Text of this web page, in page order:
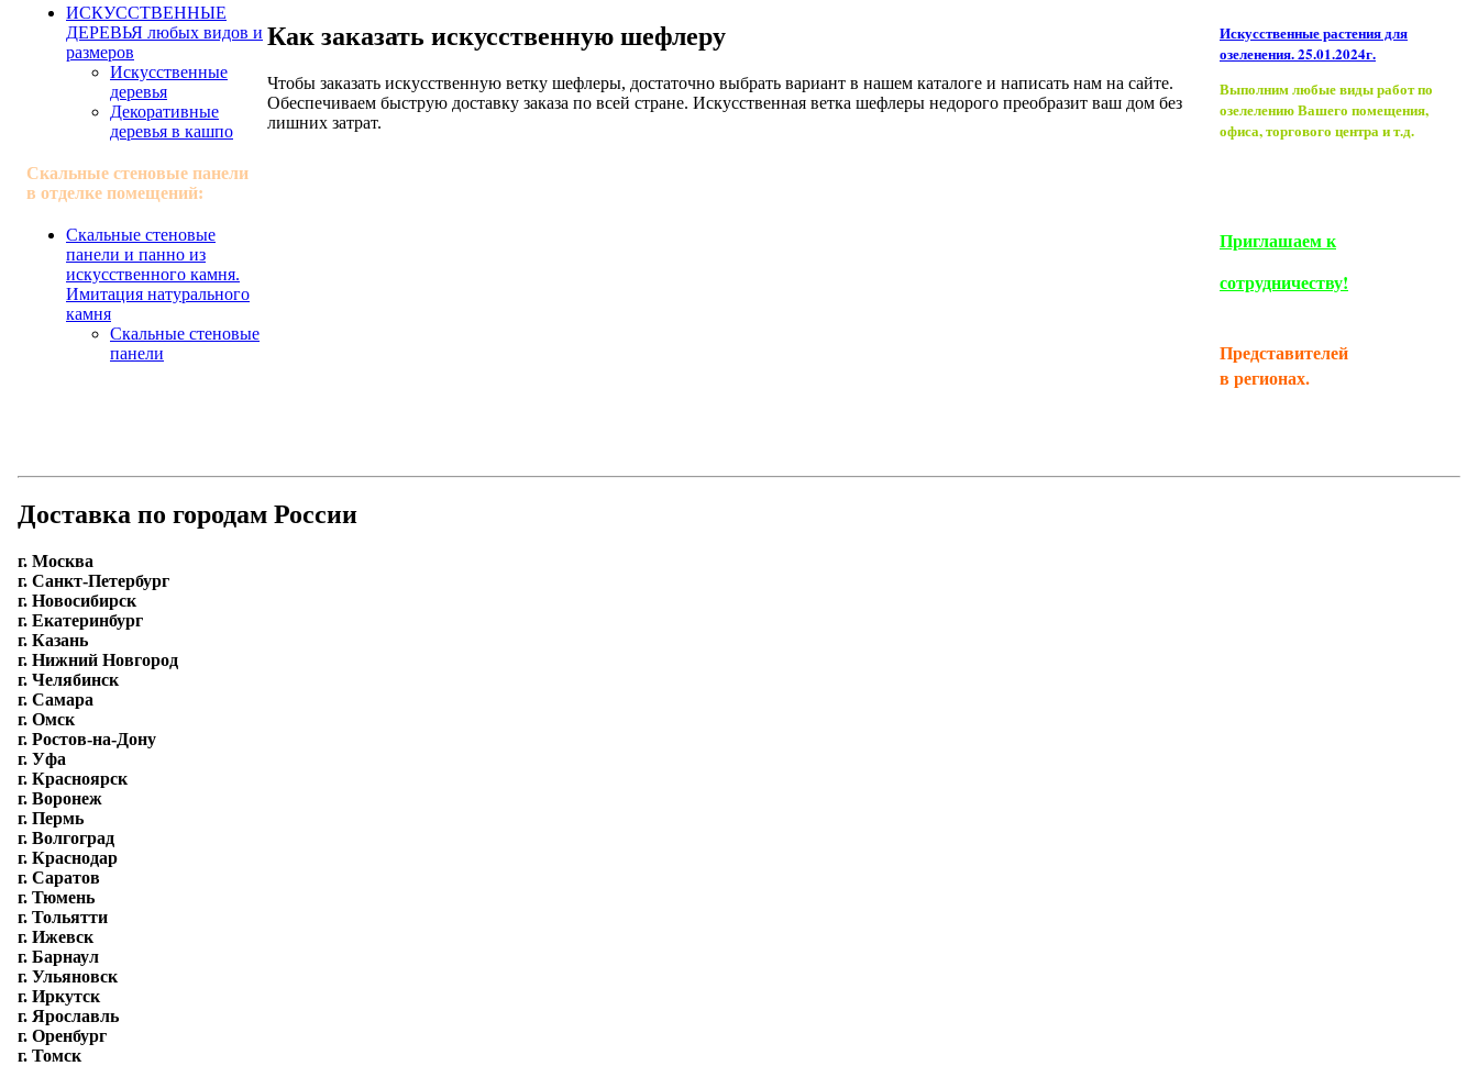
ИСКУССТВЕННЫЕ
ДЕРЕВЬЯ любых видов и
размеров
Искусственные
деревья
Декоративные
деревья в кашпо
Скальные стеновые панели
в отделке помещений:
Скальные стеновые
панели и панно из
искусственного камня.
Имитация натурального
камня
Скальные стеновые
панели
Как заказать искусственную шефлеру
Чтобы заказать искусственную ветку шефлеры, достаточно выбрать вариант в нашем каталоге и написать нам на сайте.
Обеспечиваем быструю доставку заказа по всей стране. Искусственная ветка шефлеры недорого преобразит ваш дом без
лишних затрат.
Искусственные растения для
озеленения. 25.01.2024г.
Выполним любые виды работ по
озелелению Вашего помещения,
офиса, торгового центра и т.д.
Приглашаем к
сотрудничеству!
Представителей
в регионах.
Доставка по городам России
г. Москва
г. Санкт-Петербург
г. Новосибирск
г. Екатеринбург
г. Казань
г. Нижний Новгород
г. Челябинск
г. Самара
г. Омск
г. Ростов-на-Дону
г. Уфа
г. Красноярск
г. Воронеж
г. Пермь
г. Волгоград
г. Краснодар
г. Саратов
г. Тюмень
г. Тольятти
г. Ижевск
г. Барнаул
г. Ульяновск
г. Иркутск
г. Ярославль
г. Оренбург
г. Томск